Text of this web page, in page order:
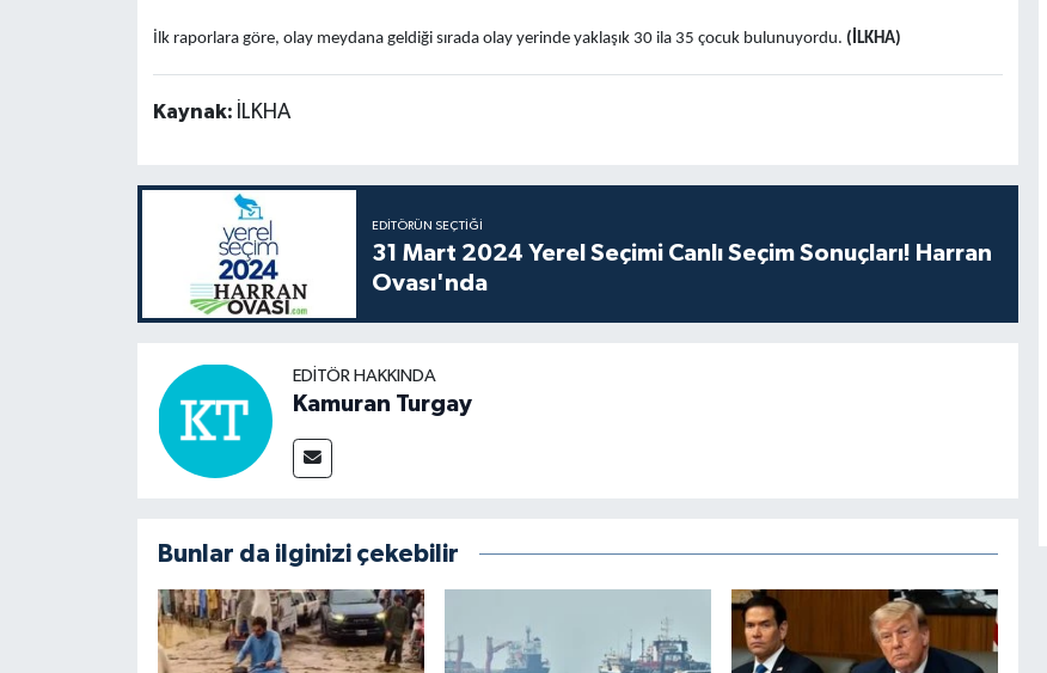
İlk raporlara göre, olay meydana geldiği sırada olay yerinde yaklaşık 30 ila 35 çocuk bulunuyordu. (İLKHA)
Kaynak: İLKHA
EDITÖRÜN SEÇTIĞI
31 Mart 2024 Yerel Seçimi Canlı Seçim Sonuçları! Harran
Ovası'nda
EDITÖR HAKKINDA
Kamuran Turgay
Bunlar da ilginizi çekebilir